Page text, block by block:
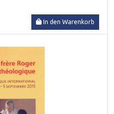
In den Warenkorb